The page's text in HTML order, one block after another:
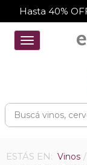
Hasta 40%
Toggle
navigation
ESTÁS EN: Vinos